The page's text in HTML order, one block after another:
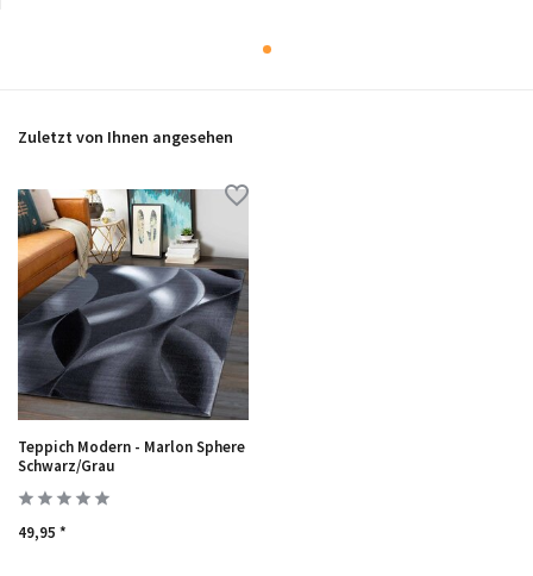
Zuletzt von Ihnen angesehen
Teppich Modern - Marlon Sphere
Schwarz/Grau
49,95 *